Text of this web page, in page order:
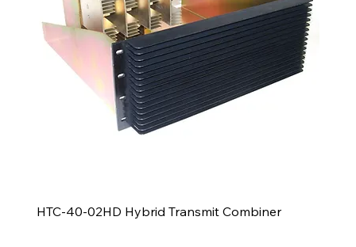
HTC-40-02HD Hybrid Transmit Combiner